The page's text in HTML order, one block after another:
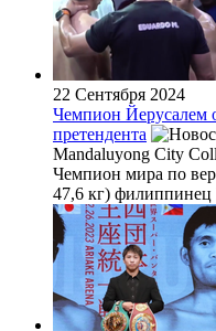
22 Сентября 2024
Чемпион Йерусалем
претендента
Mandaluyong City
Чемпион мира по
47,6 кг)